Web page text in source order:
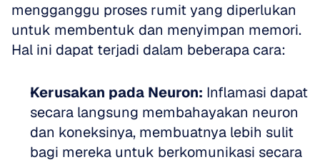
mengganggu proses rumit yang diperlukan
untuk membentuk dan menyimpan memori.
Hal ini dapat terjadi dalam beberapa cara:
Kerusakan pada Neuron: Inflamasi dapat
secara langsung membahayakan neuron
dan koneksinya, membuatnya lebih sulit
bagi mereka untuk berkomunikasi secara